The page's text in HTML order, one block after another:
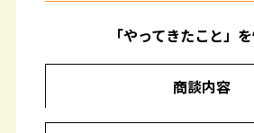
「やってきたこと」
商談内容